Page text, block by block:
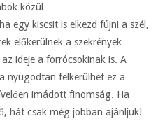
közül…
egy kiscsit is elkezd fújni a szél,
előkerülnek a szekrények
ideje a forrócsokinak is. A
nyugodtan felkerülhet ez a
imádott finomság. Ha
hát csak még jobban ajánljuk!